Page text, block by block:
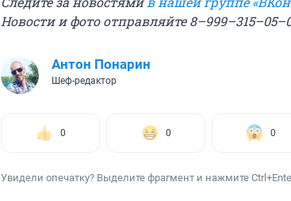
Новости и фото отправляйте
Антон Понарин
Шеф-редактор
0 0 0
Увидели опечатку? Выделите фрагмент и нажмите